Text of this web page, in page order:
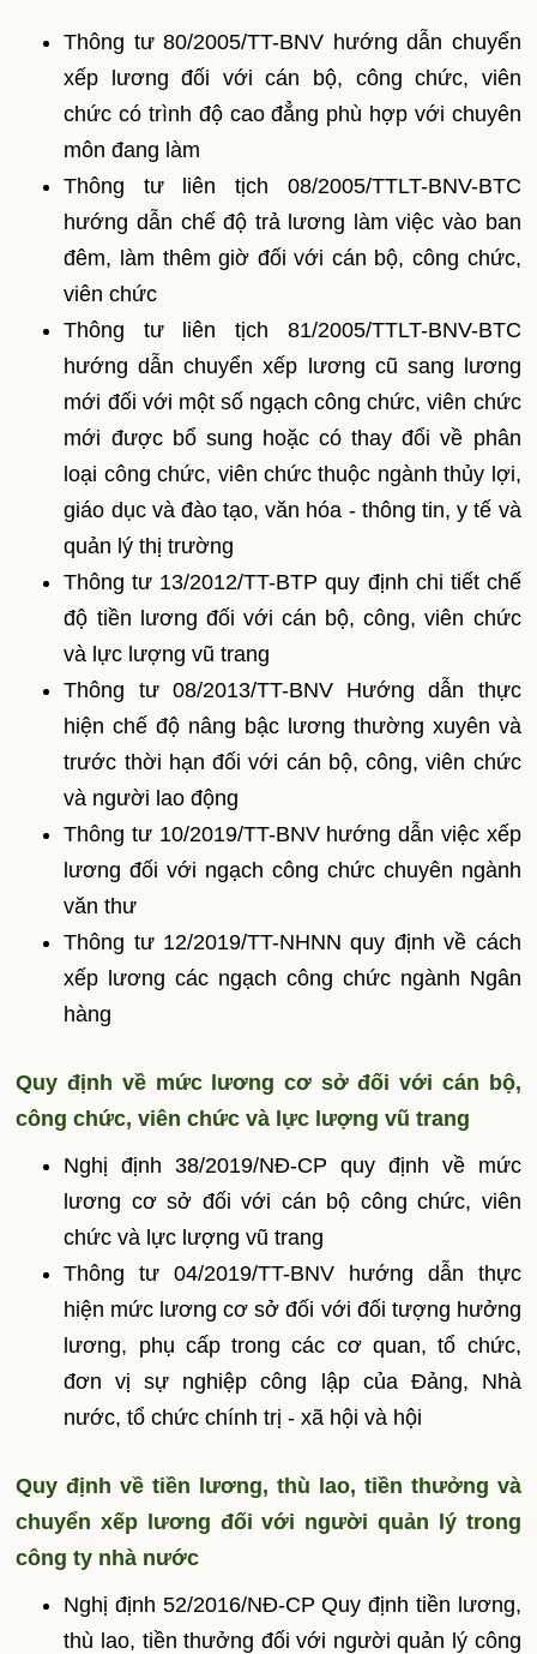
Thông tư 80/2005/TT-BNV hướng dẫn chuyển
xếp lương đối với cán bộ, công chức, viên
chức có trình độ cao đẳng phù hợp với chuyên
môn đang làm
Thông tư liên tịch 08/2005/TTLT-BNV-BTC
hướng dẫn chế độ trả lương làm việc vào ban
đêm, làm thêm giờ đối với cán bộ, công chức,
viên chức
Thông tư liên tịch 81/2005/TTLT-BNV-BTC
hướng dẫn chuyển xếp lương cũ sang lương
mới đối với một số ngạch công chức, viên chức
mới được bổ sung hoặc có thay đổi về phân
loại công chức, viên chức thuộc ngành thủy lợi,
giáo dục và đào tạo, văn hóa - thông tin, y tế và
quản lý thị trường
Thông tư 13/2012/TT-BTP quy định chi tiết chế
độ tiền lương đối với cán bộ, công, viên chức
và lực lượng vũ trang
Thông tư 08/2013/TT-BNV Hướng dẫn thực
hiện chế độ nâng bậc lương thường xuyên và
trước thời hạn đối với cán bộ, công, viên chức
và người lao động
Thông tư 10/2019/TT-BNV hướng dẫn việc xếp
lương đối với ngạch công chức chuyên ngành
văn thư
Thông tư 12/2019/TT-NHNN quy định về cách
xếp lương các ngạch công chức ngành Ngân
hàng
Quy định về mức lương cơ sở đối với cán bộ,
công chức, viên chức và lực lượng vũ trang
Nghị định 38/2019/NĐ-CP quy định về mức
lương cơ sở đối với cán bộ công chức, viên
chức và lực lượng vũ trang
Thông tư 04/2019/TT-BNV hướng dẫn thực
hiện mức lương cơ sở đối với đối tượng hưởng
lương, phụ cấp trong các cơ quan, tổ chức,
đơn vị sự nghiệp công lập của Đảng, Nhà
nước, tổ chức chính trị - xã hội và hội
Quy định về tiền lương, thù lao, tiền thưởng và
chuyển xếp lương đối với người quản lý trong
công ty nhà nước
Nghị định 52/2016/NĐ-CP Quy định tiền lương,
thù lao, tiền thưởng đối với người quản lý công